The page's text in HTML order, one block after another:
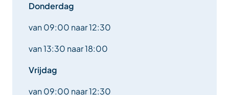
Donderdag
van 09:00 naar 12:30
van 13:30 naar 18:00
Vrijdag
van 09:00 naar 12:30